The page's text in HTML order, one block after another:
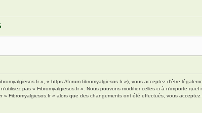
», « https://forum.fibromyalgiesos.fr »), vous acceptez d’être
pas « Fibromyalgiesos.fr ». Nous pouvons modifier celles-ci à n’importe
« Fibromyalgiesos.fr » alors que des changements ont été effectués, vous